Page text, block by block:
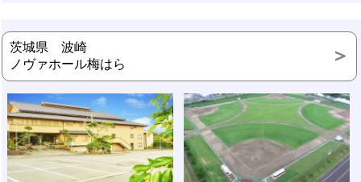
茨城県 波崎
ノヴァホール梅はら